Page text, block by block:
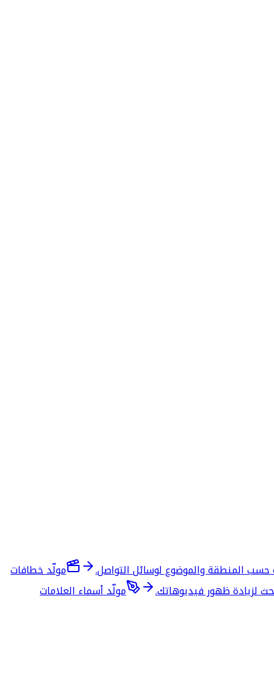
حسب المنطقة والموضوع لوسائل التواصل.
مولّد خطافات
لزيادة ظهور فيديوهاتك.
مولّد أسماء العلامات